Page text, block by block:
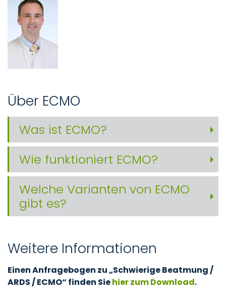
Über ECMO
Was ist ECMO?
Wie funktioniert ECMO?
Welche Varianten von ECMO
gibt es?
Weitere Informationen
Einen Anfragebogen zu „Schwierige Beatmung /
ARDS / ECMO“ finden Siehier zum Download.